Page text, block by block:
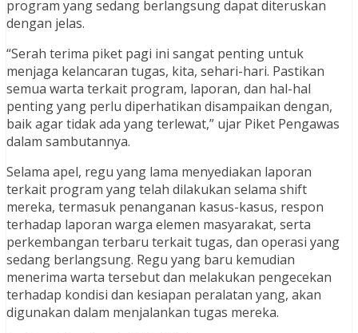
program yang sedang berlangsung dapat diteruskan
dengan jelas.
“Serah terima piket pagi ini sangat penting untuk
menjaga kelancaran tugas, kita, sehari-hari. Pastikan
semua warta terkait program, laporan, dan hal-hal
penting yang perlu diperhatikan disampaikan dengan,
baik agar tidak ada yang terlewat,” ujar Piket Pengawas
dalam sambutannya.
Selama apel, regu yang lama menyediakan laporan
terkait program yang telah dilakukan selama shift
mereka, termasuk penanganan kasus-kasus, respon
terhadap laporan warga elemen masyarakat, serta
perkembangan terbaru terkait tugas, dan operasi yang
sedang berlangsung. Regu yang baru kemudian
menerima warta tersebut dan melakukan pengecekan
terhadap kondisi dan kesiapan peralatan yang, akan
digunakan dalam menjalankan tugas mereka.